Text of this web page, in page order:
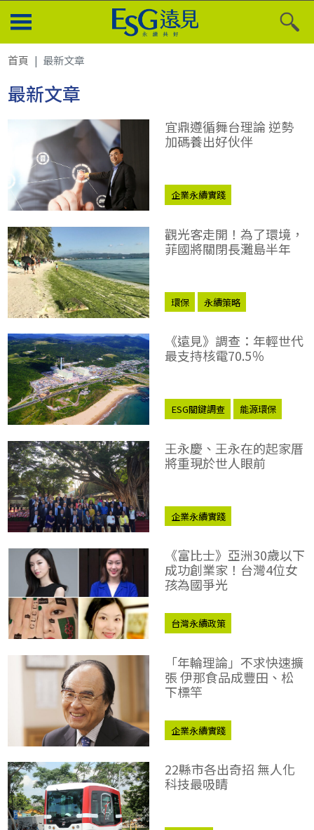
首頁 最新文章
最新文章
宜鼎遵循舞台理論 逆勢
加碼養出好伙伴
企業永續實踐
觀光客走開！為了環境，
菲國將關閉長灘島半年
環保 永續策略
《遠見》調查：年輕世代
最支持核電70.5％
ESG關鍵調查 能源環保
王永慶、王永在的起家厝
將重現於世人眼前
企業永續實踐
《富比士》亞洲30歲以下
成功創業家！台灣4位女
孩為國爭光
台灣永續政策
「年輪理論」不求快速擴
張 伊那食品成豐田、松
下標竿
企業永續實踐
22縣市各出奇招 無人化
科技最吸睛